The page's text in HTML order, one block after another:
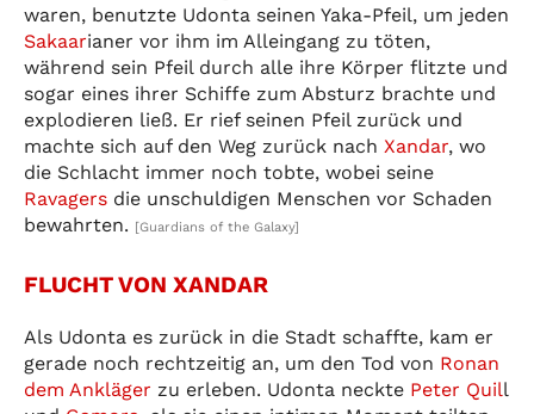
waren, benutzte Udonta seinen Yaka-Pfeil, um jeden
Sakaarianer vor ihm im Alleingang zu töten,
während sein Pfeil durch alle ihre Körper flitzte und
sogar eines ihrer Schiffe zum Absturz brachte und
explodieren ließ. Er rief seinen Pfeil zurück und
machte sich auf den Weg zurück nach Xandar, wo
die Schlacht immer noch tobte, wobei seine
Ravagers die unschuldigen Menschen vor Schaden
bewahrten. [Guardians of the Galaxy]
FLUCHT VON XANDAR
Als Udonta es zurück in die Stadt schaffte, kam er
gerade noch rechtzeitig an, um den Tod von Ronan
dem Ankläger zu erleben. Udonta neckte Peter Quill